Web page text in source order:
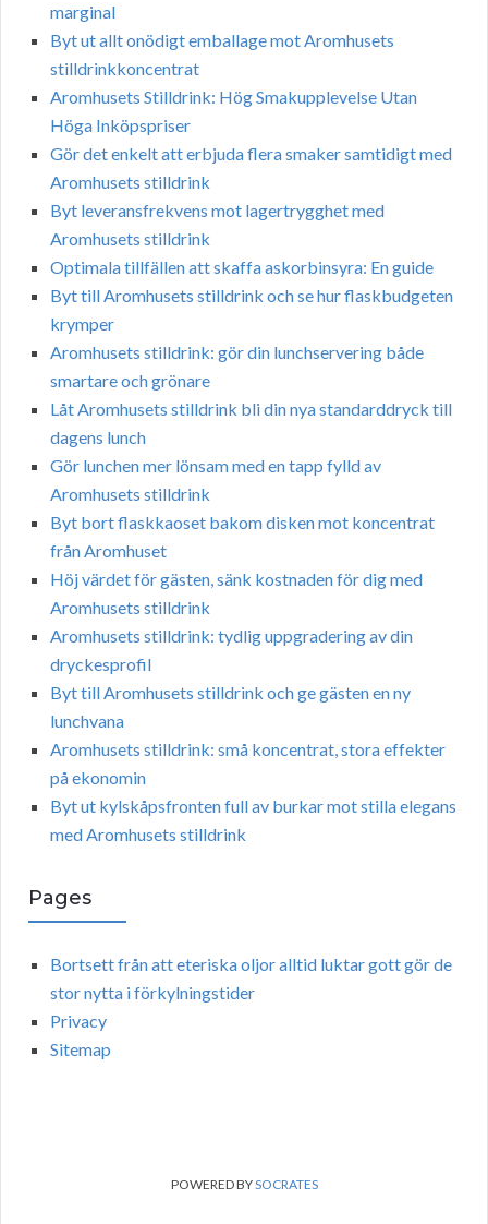
marginal
Byt ut allt onödigt emballage mot Aromhusets
stilldrinkkoncentrat
Aromhusets Stilldrink: Hög Smakupplevelse Utan
Höga Inköpspriser
Gör det enkelt att erbjuda flera smaker samtidigt med
Aromhusets stilldrink
Byt leveransfrekvens mot lagertrygghet med
Aromhusets stilldrink
Optimala tillfällen att skaffa askorbinsyra: En guide
Byt till Aromhusets stilldrink och se hur flaskbudgeten
krymper
Aromhusets stilldrink: gör din lunchservering både
smartare och grönare
Låt Aromhusets stilldrink bli din nya standarddryck till
dagens lunch
Gör lunchen mer lönsam med en tapp fylld av
Aromhusets stilldrink
Byt bort flaskkaoset bakom disken mot koncentrat
från Aromhuset
Höj värdet för gästen, sänk kostnaden för dig med
Aromhusets stilldrink
Aromhusets stilldrink: tydlig uppgradering av din
dryckesprofil
Byt till Aromhusets stilldrink och ge gästen en ny
lunchvana
Aromhusets stilldrink: små koncentrat, stora effekter
på ekonomin
Byt ut kylskåpsfronten full av burkar mot stilla elegans
med Aromhusets stilldrink
Pages
Bortsett från att eteriska oljor alltid luktar gott gör de
stor nytta i förkylningstider
Privacy
Sitemap
POWERED BYSOCRATES